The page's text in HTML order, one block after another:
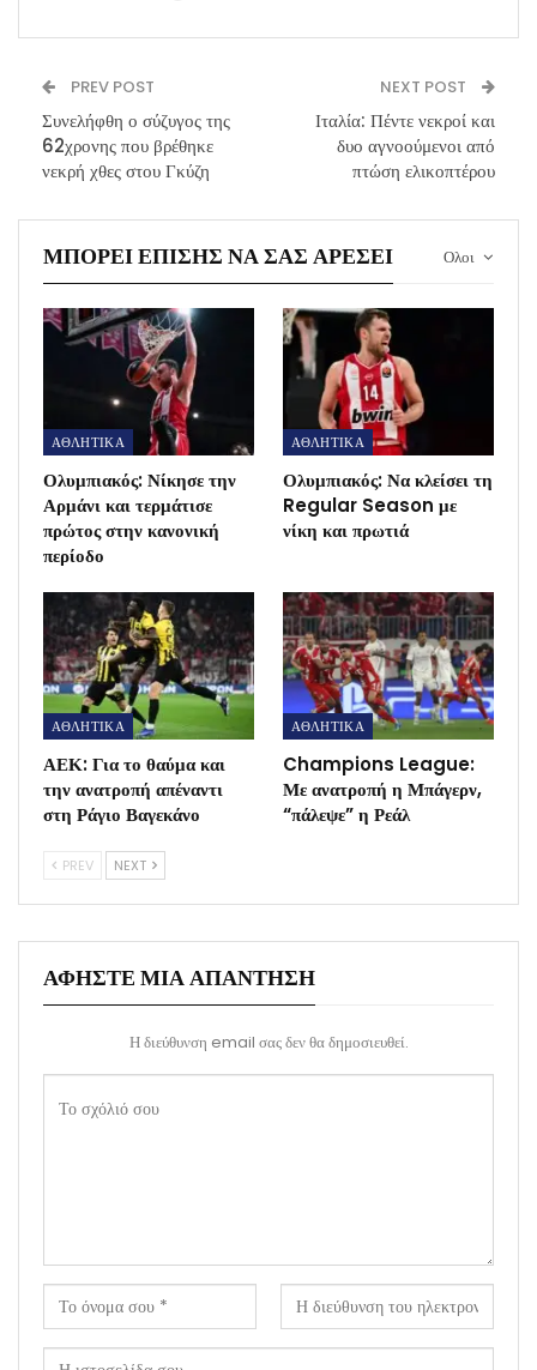
PREV POST
Συνελήφθη ο σύζυγος της
62χρονης που βρέθηκε
νεκρή χθες στου Γκύζη
NEXT POST
Ιταλία: Πέντε νεκροί και
δυο αγνοούμενοι από
πτώση ελικοπτέρου
Ολοι
ΜΠΟΡΕΊ ΕΠΊΣΗΣ ΝΑ ΣΑΣ ΑΡΈΣΕΙ
ΑΘΛΗΤΙΚΑ
Ολυμπιακός: Νίκησε την
Αρμάνι και τερμάτισε
πρώτος στην κανονική
περίοδο
ΑΘΛΗΤΙΚΑ
Ολυμπιακός: Να κλείσει τη
Regular Season με
νίκη και πρωτιά
ΑΘΛΗΤΙΚΑ
ΑΕΚ: Για το θαύμα και
την ανατροπή απέναντι
στη Ράγιο Βαγεκάνο
ΑΘΛΗΤΙΚΑ
Champions League:
Με ανατροπή η Μπάγερν,
“πάλεψε” η Ρεάλ
PREV NEXT
ΑΦΉΣΤΕ ΜΙΑ ΑΠΆΝΤΗΣΗ
Η διεύθυνση email σας δεν θα δημοσιευθεί.